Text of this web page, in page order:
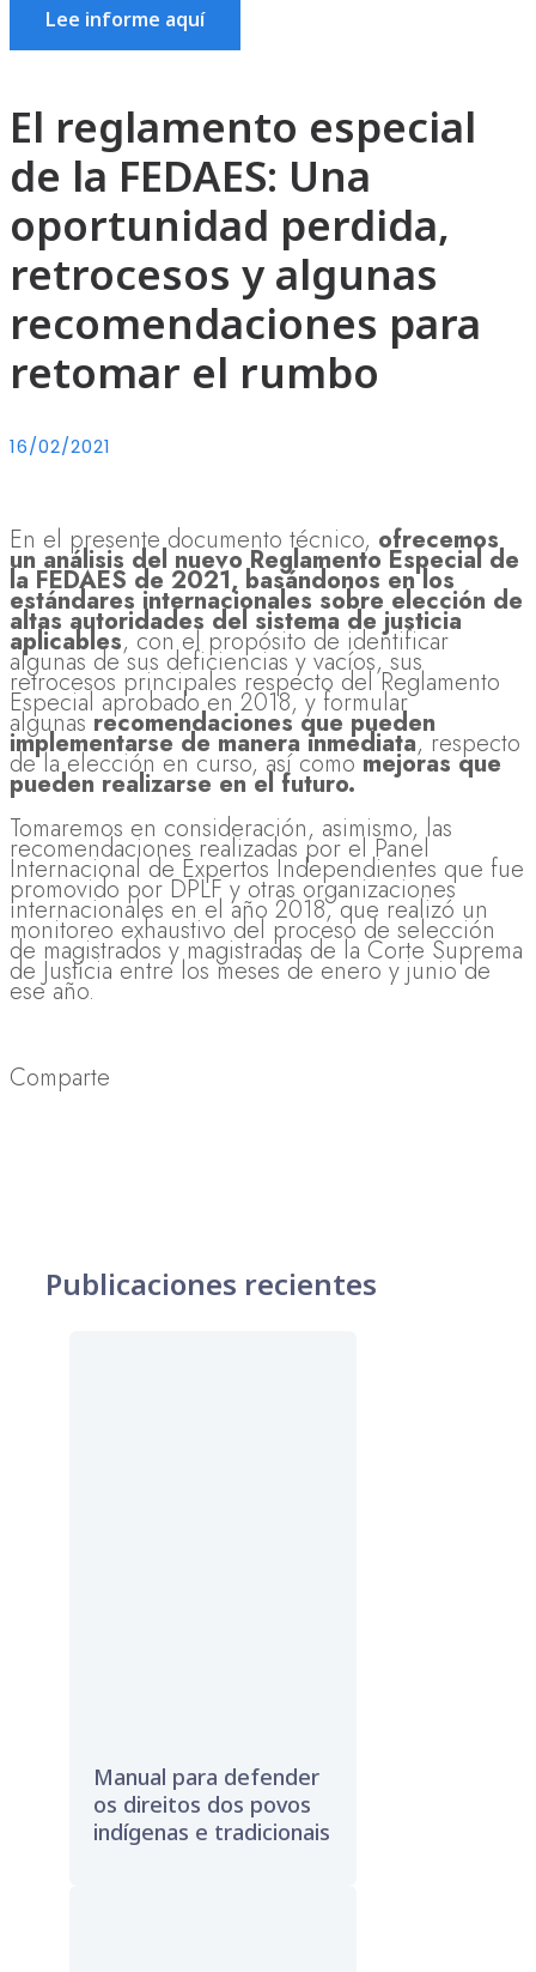
Lee informe aquí
El reglamento especial
de la FEDAES: Una
oportunidad perdida,
retrocesos y algunas
recomendaciones para
retomar el rumbo
16/02/2021
En el presente documento técnico, ofrecemos
un análisis del nuevo Reglamento Especial de
la FEDAES de 2021, basándonos en los
estándares internacionales sobre elección de
altas autoridades del sistema de justicia
aplicables, con el propósito de identificar
algunas de sus deficiencias y vacíos, sus
retrocesos principales respecto del Reglamento
Especial aprobado en 2018, y formular
algunas recomendaciones que pueden
implementarse de manera inmediata, respecto
de la elección en curso, así como mejoras que
pueden realizarse en el futuro.
Tomaremos en consideración, asimismo, las
recomendaciones realizadas por el Panel
Internacional de Expertos Independientes que fue
promovido por DPLF y otras organizaciones
internacionales en el año 2018, que realizó un
monitoreo exhaustivo del proceso de selección
de magistrados y magistradas de la Corte Suprema
de Justicia entre los meses de enero y junio de
ese año.
Comparte
Publicaciones recientes
Manual para defender
os direitos dos povos
indígenas e tradicionais